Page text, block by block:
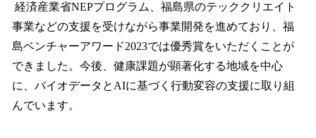
経済産業省NEPプログラム、福島県のテッククリエイト
事業などの支援を受けながら事業開発を進めており、福
島ベンチャーアワード2023では優秀賞をいただくことが
できました。今後、健康課題が顕著化する地域を中心
に、バイオデータとAIに基づく行動変容の支援に取り組
んでいます。